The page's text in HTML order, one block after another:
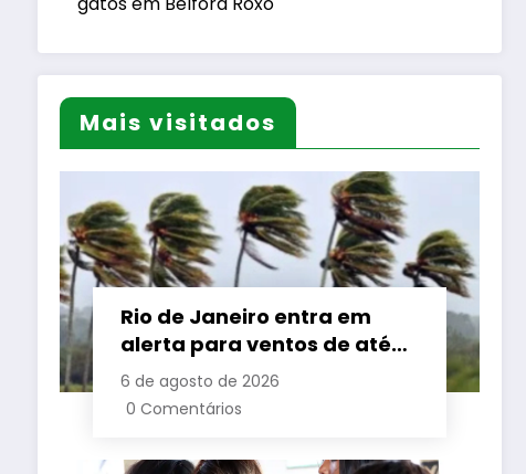
Mais visitados
Rio de Janeiro entra em
alerta para ventos de até
110 km/h com avanço de
frente fria associada a
6 de agosto de 2026
0 Comentários